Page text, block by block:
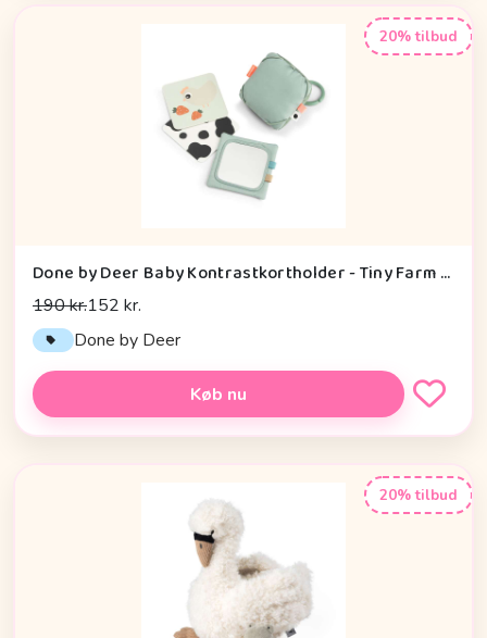
20% tilbud
Done by Deer Baby Kontrastkortholder - Tiny Farm - Grøn
190 kr.152 kr.
Done by Deer
Køb nu
20% tilbud